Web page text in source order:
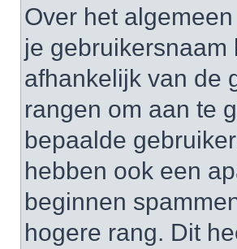
Over het
je
afhankelijk van de
rangen om aan te
bepaalde
hebben ook een
beginnen
hogere rang. Dit